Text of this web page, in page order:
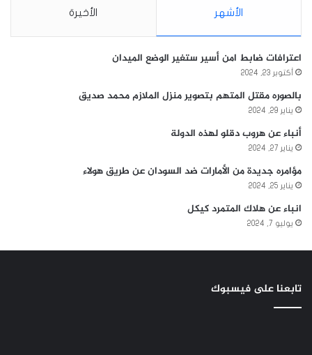
الأشهر الأخيرة
اعترافات ضابط امن أسير ستغير الوضع الميدان
أكتوبر 23, 2024
بالصوره مقتل المتهم بتصوير منزل الملازم محمد صديق
يناير 29, 2024
أنباء عن هروب دقلو لهذه الدولة
يناير 27, 2024
مؤامره جديدة من الأمارات ضد السودان عن طريق هولاء
يناير 25, 2024
انباء عن هلاك المتمرد كيكل
يوليو 7, 2024
تابعنا على فيسبوك